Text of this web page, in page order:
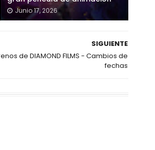
Junio 17, 2026
SIGUIENTE
de DIAMOND FILMS - Cambios de
fechas